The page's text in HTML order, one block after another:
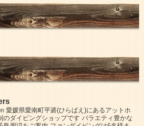
愛媛県愛南町平碆(ひらばえ)にあるアットホ
のダイビングショップです バラエティ豊かな